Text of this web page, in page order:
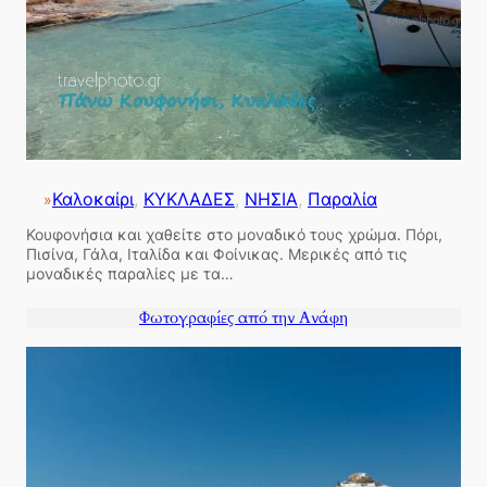
»Καλοκαίρι, ΚΥΚΛΑΔΕΣ, ΝΗΣΙΑ, Παραλία
Κουφονήσια και χαθείτε στο μοναδικό τους χρώμα. Πόρι,
Πισίνα, Γάλα, Ιταλίδα και Φοίνικας. Μερικές από τις
μοναδικές παραλίες με τα…
Φωτογραφίες από την Ανάφη